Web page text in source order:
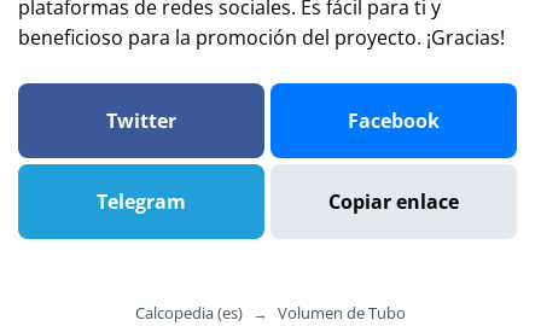
plataformas de redes sociales. Es fácil para ti y
beneficioso para la promoción del proyecto. ¡Gracias!
Twitter Facebook
Telegram Copiar enlace
Calcopedia (es) → Volumen de Tubo